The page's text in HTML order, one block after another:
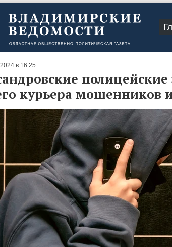
в 16:25
курьера мошенников